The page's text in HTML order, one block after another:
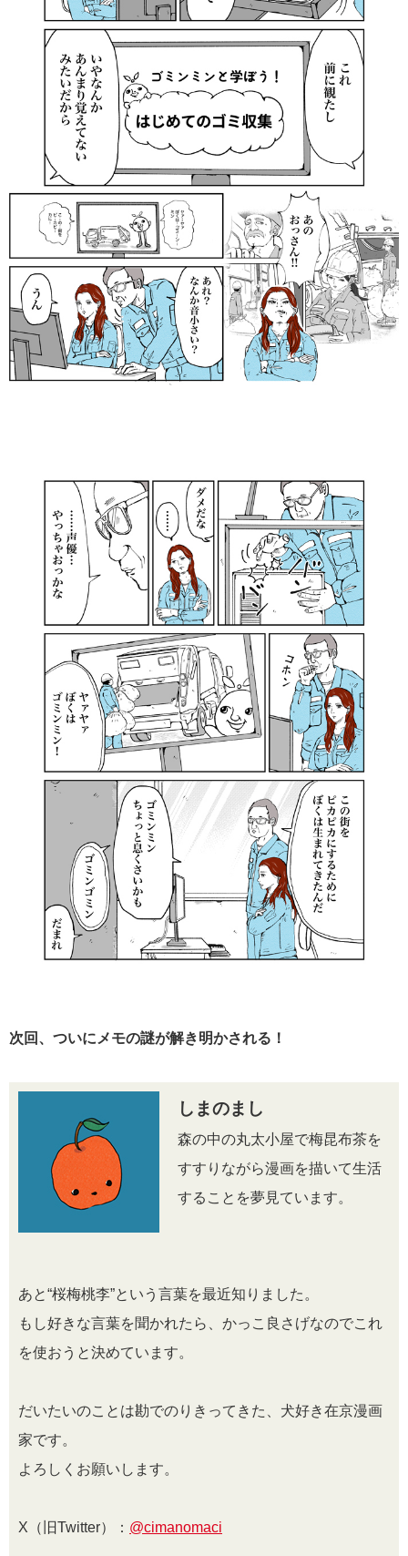
次回、ついにメモの謎が解き明かされる！
しまのまし
森の中の丸太小屋で梅昆布茶を
すすりながら漫画を描いて生活
することを夢見ています。
あと“桜梅桃李”という言葉を最近知りました。
もし好きな言葉を聞かれたら、かっこ良さげなのでこれ
を使おうと決めています。
だいたいのことは勘でのりきってきた、犬好き在京漫画
家です。
よろしくお願いします。
X（旧Twitter）： @cimanomaci